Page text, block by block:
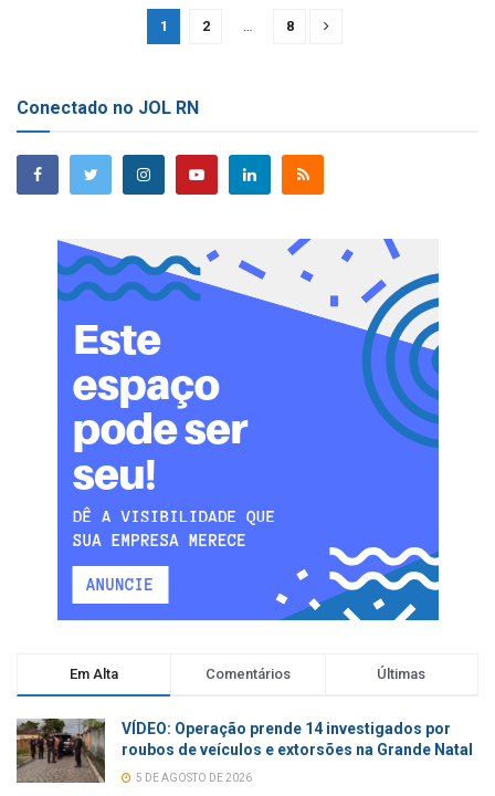
1 2 … 8
Conectado no JOL RN
Em Alta Comentários Últimas
VÍDEO: Operação prende 14 investigados por
roubos de veículos e extorsões na Grande Natal
5 DE AGOSTO DE 2026